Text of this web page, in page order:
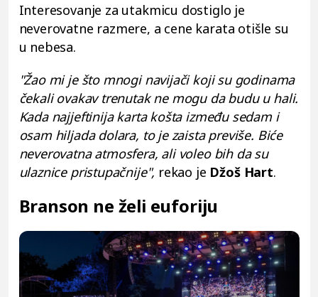
Interesovanje za utakmicu dostiglo je
neverovatne razmere, a cene karata otišle su
u nebesa.
"Žao mi je što mnogi navijači koji su godinama
čekali ovakav trenutak ne mogu da budu u hali.
Kada najjeftinija karta košta između sedam i
osam hiljada dolara, to je zaista previše. Biće
neverovatna atmosfera, ali voleo bih da su
ulaznice pristupačnije", rekao je Džoš Hart.
Branson ne želi euforiju